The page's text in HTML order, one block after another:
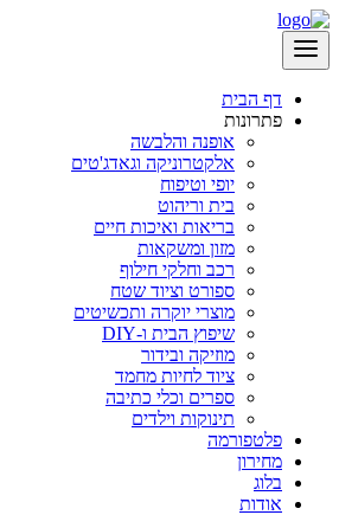
דף הבית
פתרונות
אופנה והלבשה
אלקטרוניקה וגאדג'טים
יופי וטיפוח
בית וריהוט
בריאות ואיכות חיים
מזון ומשקאות
רכב וחלקי חילוף
ספורט וציוד שטח
מוצרי יוקרה ותכשיטים
שיפוץ הבית ו-DIY
מוזיקה ובידור
ציוד לחיות מחמד
ספרים וכלי כתיבה
תינוקות וילדים
פלטפורמה
מחירון
בלוג
אודות